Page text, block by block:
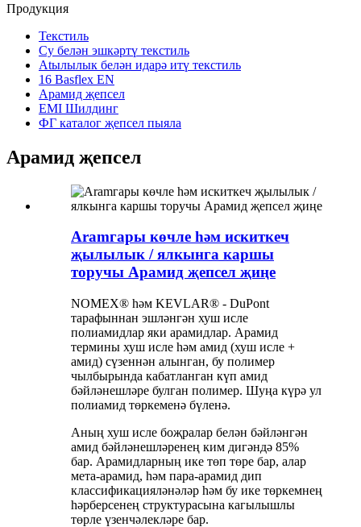
Продукция
Текстиль
Су белән эшкәртү текстиль
Atылылык белән идарә итү текстиль
16 Basflex EN
Арамид җепсел
EMI Шилдинг
ФГ каталог җепсел пыяла
Арамид җепсел
Aramгары көчле һәм искиткеч
җылылык / ялкынга каршы
торучы Арамид җепсел җиңе
NOMEX® һәм KEVLAR® - DuPont
тарафыннан эшләнгән хуш исле
полиамидлар яки арамидлар. Арамид
термины хуш исле һәм амид (хуш исле +
амид) сүзеннән алынган, бу полимер
чылбырында кабатланган күп амид
бәйләнешләре булган полимер. Шуңа күрә ул
полиамид төркеменә бүленә.
Аның хуш исле боҗралар белән бәйләнгән
амид бәйләнешләренең ким дигәндә 85%
бар. Арамидларның ике төп төре бар, алар
мета-арамид, һәм пара-арамид дип
классификацияләнәләр һәм бу ике төркемнең
һәрберсенең структурасына кагылышлы
төрле үзенчәлекләре бар.